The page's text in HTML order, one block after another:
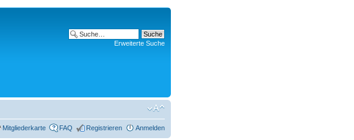
Erweiterte Suche
Mitgliederkarte FAQ Registrieren Anmelden